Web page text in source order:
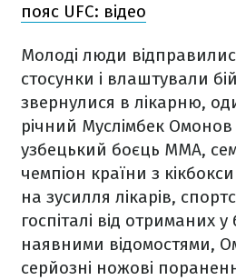
пояс UFC: відео
Молоді люди
стосунки і влаштували
звернулися в лікарню,
річний Муслімбек
узбецький боєць MMA,
чемпіон країни з
на зусилля лікарів,
госпіталі від отриманих у
наявними відомостями,
серйозні ножові